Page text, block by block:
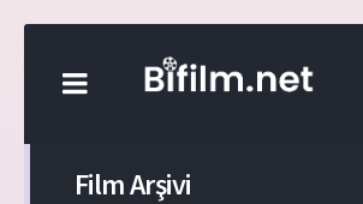
Film Arşivi